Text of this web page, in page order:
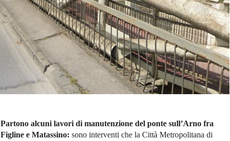
Partono alcuni lavori di manutenzione del ponte sull’Arno fra
Figline e Matassino: sono interventi che la Città Metropolitana di